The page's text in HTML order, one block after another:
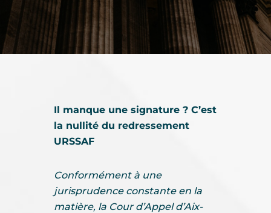
Il manque une signature ? C’est
la nullité du redressement
URSSAF
Conformément à une
jurisprudence constante en la
matière, la Cour d’Appel d’Aix-